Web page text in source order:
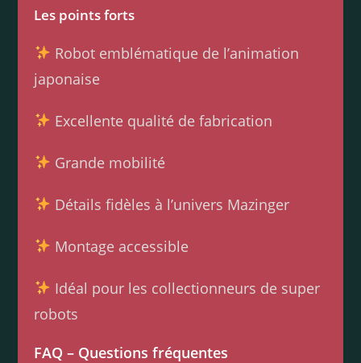
Les points forts
Robot emblématique de l’animation
japonaise
Excellente qualité de fabrication
Grande mobilité
Détails fidèles à l’univers Mazinger
Montage accessible
Idéal pour les collectionneurs de super
robots
FAQ – Questions fréquentes